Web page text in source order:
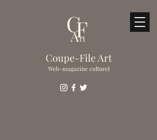
Coupe-File Art
Web-magazine culturel